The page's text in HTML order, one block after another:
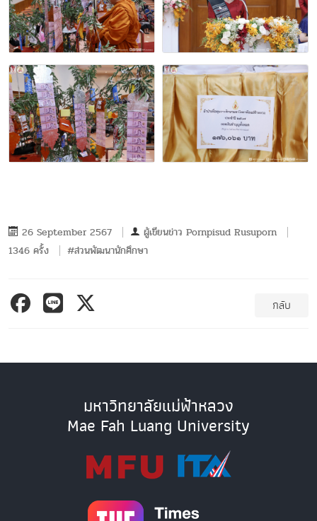
26 September 2567 ผู้เขียนข่าว Pornpisud Rusuporn
1346 ครั้ง
#ส่วนพัฒนานักศึกษา
กลับ
มหาวิทยาลัยแม่ฟ้าหลวง
Mae Fah Luang University